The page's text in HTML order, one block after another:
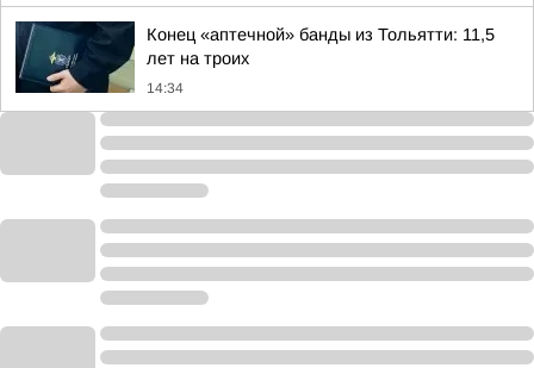
Конец «аптечной» банды из Тольятти: 11,5
лет на троих
14:34